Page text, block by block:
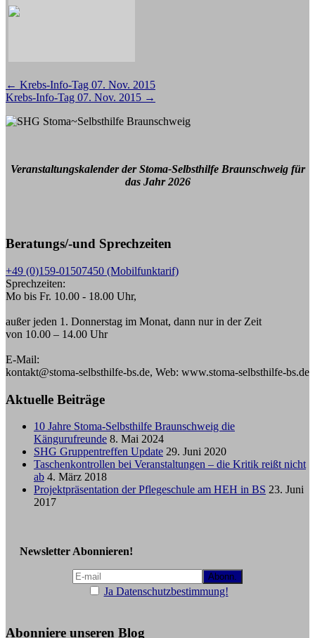
Beitragsnavigation
← Krebs-Info-Tag 07. Nov. 2015
Krebs-Info-Tag 07. Nov. 2015 →
Veranstaltungskalender der Stoma-Selbsthilfe Braunschweig für
das Jahr 2026
Beratungs/-und Sprechzeiten
+49 (0)159-01507450 (Mobilfunktarif)
Sprechzeiten:
Mo bis Fr. 10.00 - 18.00 Uhr,
außer jeden 1. Donnerstag im Monat, dann nur in der Zeit
von 10.00 – 14.00 Uhr
E-Mail:
kontakt@stoma-selbsthilfe-bs.de, Web: www.stoma-selbsthilfe-bs.de
Aktuelle Beiträge
10 Jahre Stoma-Selbsthilfe Braunschweig die
Kängurufreunde 8. Mai 2024
SHG Gruppentreffen Update 29. Juni 2020
Taschenkontrollen bei Veranstaltungen – die Kritik reißt nicht
ab 4. März 2018
Projektpräsentation der Pflegeschule am HEH in BS 23. Juni
2017
Newsletter Abonnieren!
Ja Datenschutzbestimmung!
Abonniere unseren Blog